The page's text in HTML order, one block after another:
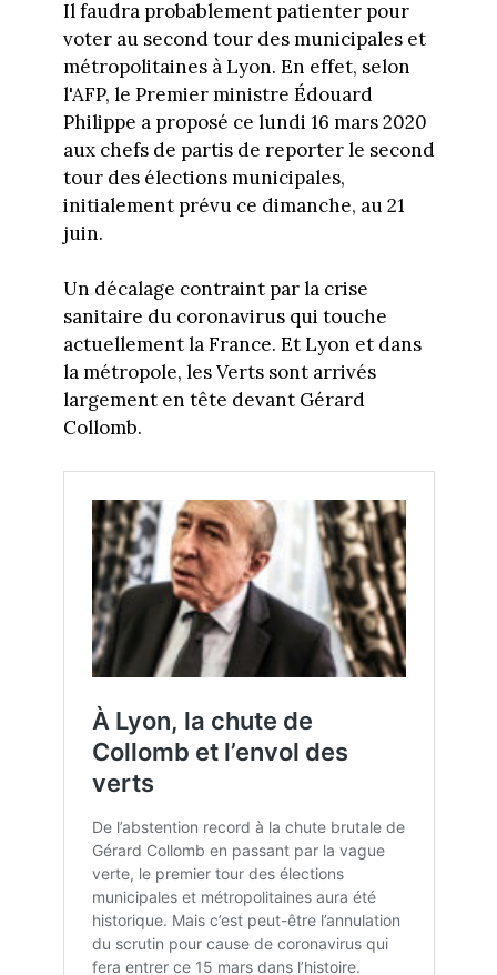
Il faudra probablement patienter pour
voter au second tour des municipales et
métropolitaines à Lyon. En effet, selon
l'AFP, le Premier ministre Édouard
Philippe a proposé ce lundi 16 mars 2020
aux chefs de partis de reporter le second
tour des élections municipales,
initialement prévu ce dimanche, au 21
juin.
Un décalage contraint par la crise
sanitaire du coronavirus qui touche
actuellement la France. Et Lyon et dans
la métropole, les Verts sont arrivés
largement en tête devant Gérard
Collomb.